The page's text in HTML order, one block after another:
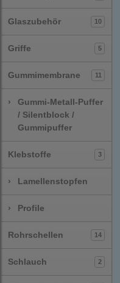
Glaszubehör 10
Griffe 5
Gummimembrane 11
›
Gummi-Metall-Puffer
/ Silentblock /
Gummipuffer
Klebstoffe 3
› Lamellenstopfen
› Profile
Rohrschellen 14
Schlauch 2